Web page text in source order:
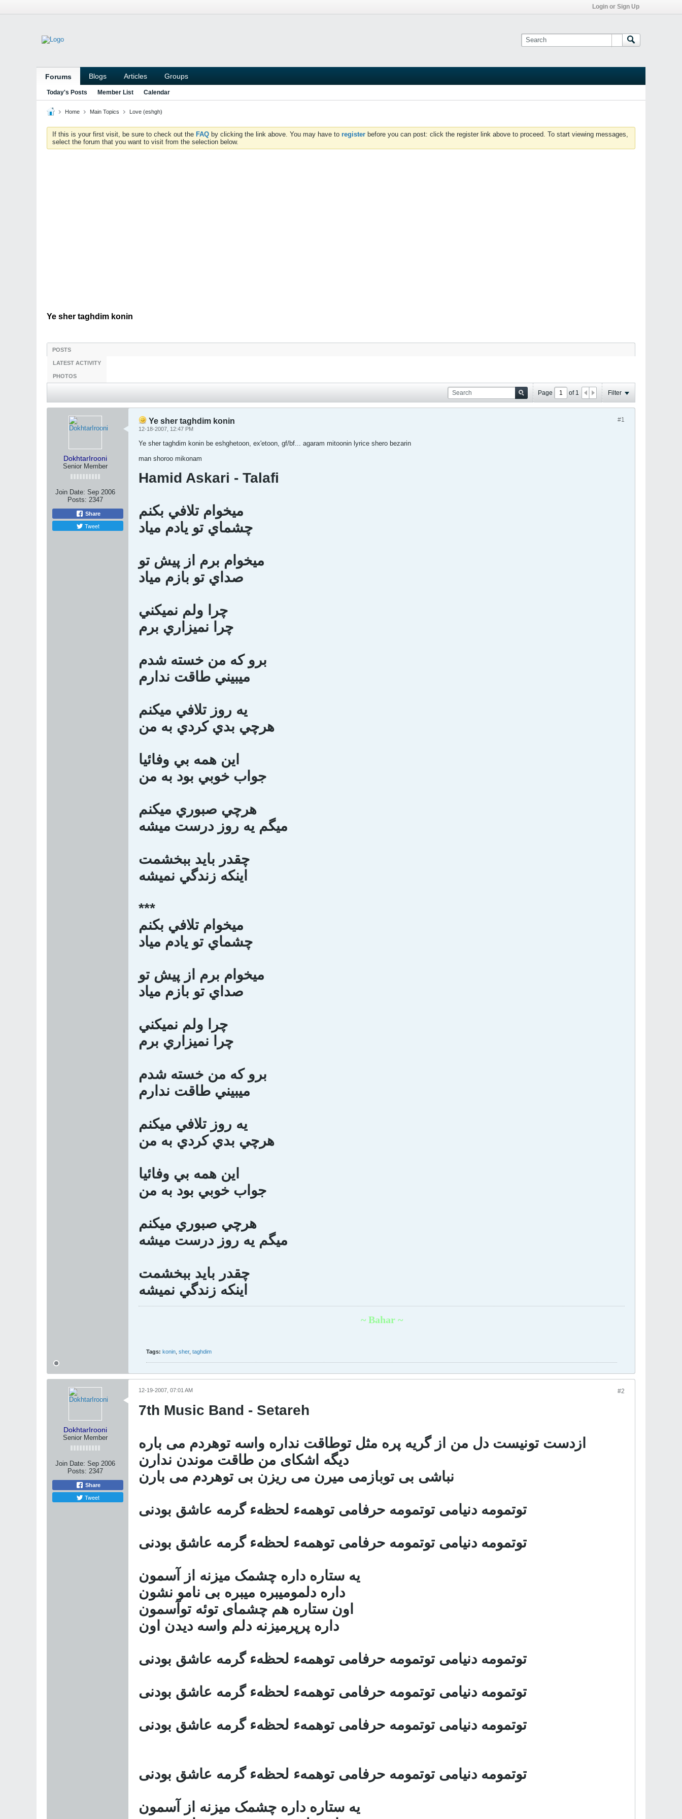
Login or Sign Up
Forums Blogs Articles Groups
Today's Posts Member List Calendar
Home Main Topics Love (eshgh)
If this is your first visit, be sure to check out the FAQ by clicking the link above. You may have to register before you can post: click the register link above to proceed. To start viewing messages,
select the forum that you want to visit from the selection below.
Ye sher taghdim konin
POSTS
LATEST ACTIVITY
PHOTOS
Page of 1 Filter
DokhtarIrooni
Senior Member
Join Date: Sep 2006
Posts: 2347
Share
Tweet
#1
Ye sher taghdim konin
12-18-2007, 12:47 PM
Ye sher taghdim konin be eshghetoon, ex'etoon, gf/bf... agaram mitoonin lyrice shero bezarin
man shoroo mikonam
Hamid Askari - Talafi
ميخوام تلافي بكنم
چشماي تو يادم مياد
ميخوام برم از پيش تو
صداي تو بازم مياد
چرا ولم نميكني
چرا نميزاري برم
برو كه من خسته شدم
ميبيني طاقت ندارم
يه روز تلافي ميكنم
هرچي بدي كردي به من
اين همه بي وفائيا
جواب خوبي بود به من
هرچي صبوري ميكنم
ميگم يه روز درست ميشه
چقدر بايد ببخشمت
اينكه زندگي نميشه
***
ميخوام تلافي بكنم
چشماي تو يادم مياد
ميخوام برم از پيش تو
صداي تو بازم مياد
چرا ولم نميكني
چرا نميزاري برم
برو كه من خسته شدم
ميبيني طاقت ندارم
يه روز تلافي ميكنم
هرچي بدي كردي به من
اين همه بي وفائيا
جواب خوبي بود به من
هرچي صبوري ميكنم
ميگم يه روز درست ميشه
چقدر بايد ببخشمت
اينكه زندگي نميشه
~ Bahar ~
Tags: konin sher, taghdim
DokhtarIrooni
Senior Member
Join Date: Sep 2006
Posts: 2347
Share
Tweet
#2
12-19-2007, 07:01 AM
7th Music Band - Setareh
ازدست تونیست دل من از گریه پره مثل توطاقت نداره واسه توهردم می باره
دیگه اشکای من طاقت موندن ندارن
نباشی بی توبازمی میرن می ریزن بی توهردم می بارن
توتمومه دنیامی توتمومه حرفامی توهمهء لحظهء گرمه عاشق بودنی
توتمومه دنیامی توتمومه حرفامی توهمهء لحظهء گرمه عاشق بودنی
یه ستاره داره چشمک میزنه از آسمون
داره دلمومیبره میبره بی نامو نشون
اون ستاره هم چشمای توئه توآسمون
داره پرپرمیزنه دلم واسه دیدن اون
توتمومه دنیامی توتمومه حرفامی توهمهء لحظهء گرمه عاشق بودنی
توتمومه دنیامی توتمومه حرفامی توهمهء لحظهء گرمه عاشق بودنی
توتمومه دنیامی توتمومه حرفامی توهمهء لحظهء گرمه عاشق بودنی
توتمومه دنیامی توتمومه حرفامی توهمهء لحظهء گرمه عاشق بودنی
یه ستاره داره چشمک میزنه از آسمون